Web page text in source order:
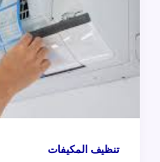
تنظيف المكيفات